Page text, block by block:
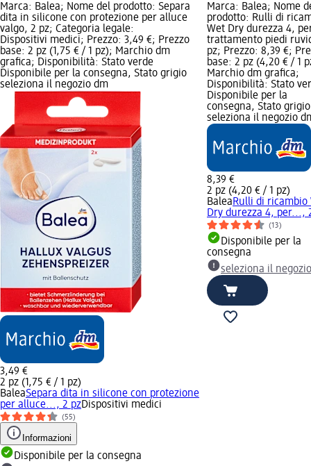
Marca: Balea; Nome del prodotto: Separa
dita in silicone con protezione per alluce
valgo, 2 pz; Categoria legale:
Dispositivi medici; Prezzo: 3,49 €; Prezzo
base: 2 pz (1,75 € / 1 pz); Marchio dm
grafica; Disponibilità: Stato verde
Disponibile per la consegna, Stato grigio
seleziona il negozio dm
3,49 €
2 pz (1,75 € / 1 pz)
BaleaSepara dita in silicone con protezione
per alluce..., 2 pzDispositivi medici
(55)
Informazioni
Disponibile per la consegna
Marca: Balea; Nome
prodotto: Rulli di
Wet Dry durezza 4,
trattamento piedi
pz; Prezzo: 8,39 €;
base: 2 pz (4,20 € / 1
Marchio dm grafica;
Disponibilità: Stato
Disponibile per la
consegna, Stato grigio
seleziona il negozio
8,39 €
2 pz (4,20 € / 1 pz)
BaleaRulli di ricambio
Dry durezza 4, per...,
(13)
Disponibile per la
consegna
seleziona il